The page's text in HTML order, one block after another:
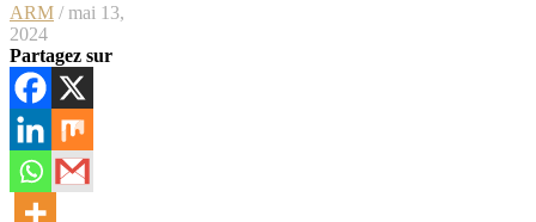
ARM / mai 13,
2024
Partagez sur